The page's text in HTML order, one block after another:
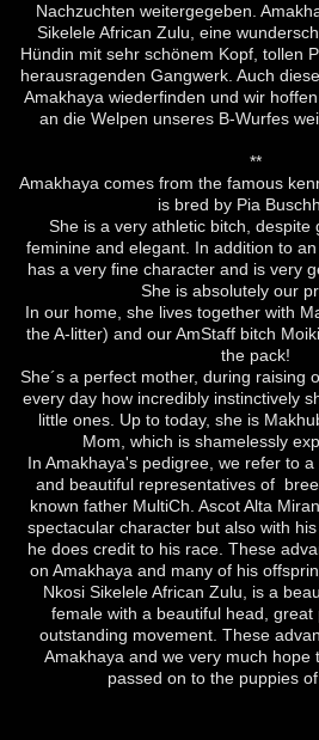
Nachzuchten weitergegeben.
Sikelele African Zulu, eine
Hündin mit sehr schönem Kopf, tollen
herausragenden Gangwerk. Auch
Amakhaya wiederfinden und wir
an die Welpen unseres B-Wurfes
**
Amakhaya comes from the famous
is bred by Pia
She is a very athletic bitch, despite
feminine and elegant. In addition to
has a very fine character and is very
She is absolutely our
In our home, she lives together with
the A-litter) and our AmStaff bitch
the pack!
She´s a perfect mother, during raising
every day how incredibly instinctively
little ones. Up to today, she is
Mom, which is shamelessly
In Amakhaya's pedigree, we refer to
and beautiful representatives of
known father MultiCh. Ascot Alta
spectacular character but also with
he does credit to his race. These
on Amakhaya and many of his
Nkosi Sikelele African Zulu, is a
female with a beautiful head,
outstanding movement. These
Amakhaya and we very much hope
passed on to the puppies